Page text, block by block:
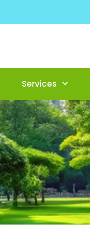
Services